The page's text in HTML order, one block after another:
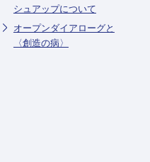
シュアップについて
オープンダイアローグと
〈創造の病〉